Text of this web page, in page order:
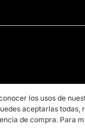
los usos de
aceptarlas
de compra. Para